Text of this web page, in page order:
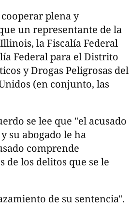
plena y
un representante de la
la Fiscalía Federal
Federal para el Distrito
y Drogas Peligrosas del
(en conjunto, las
se lee que "el acusado
su abogado le ha
comprende
de los delitos que se le
de su sentencia".